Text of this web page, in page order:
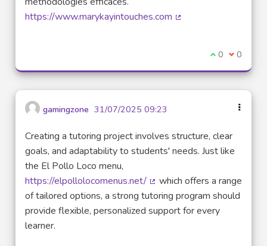
https://www.marykayintouches.com
I agree with
0 I 0
gamingzone 31/07/2025 09:23
Creating a tutoring project involves structure, clear
goals, and adaptability to students' needs. Just like
the El Pollo Loco menu,
https://elpollolocomenus.net/
(External link)
which offers a range
of tailored options, a strong tutoring program should
provide flexible, personalized support for every
learner.